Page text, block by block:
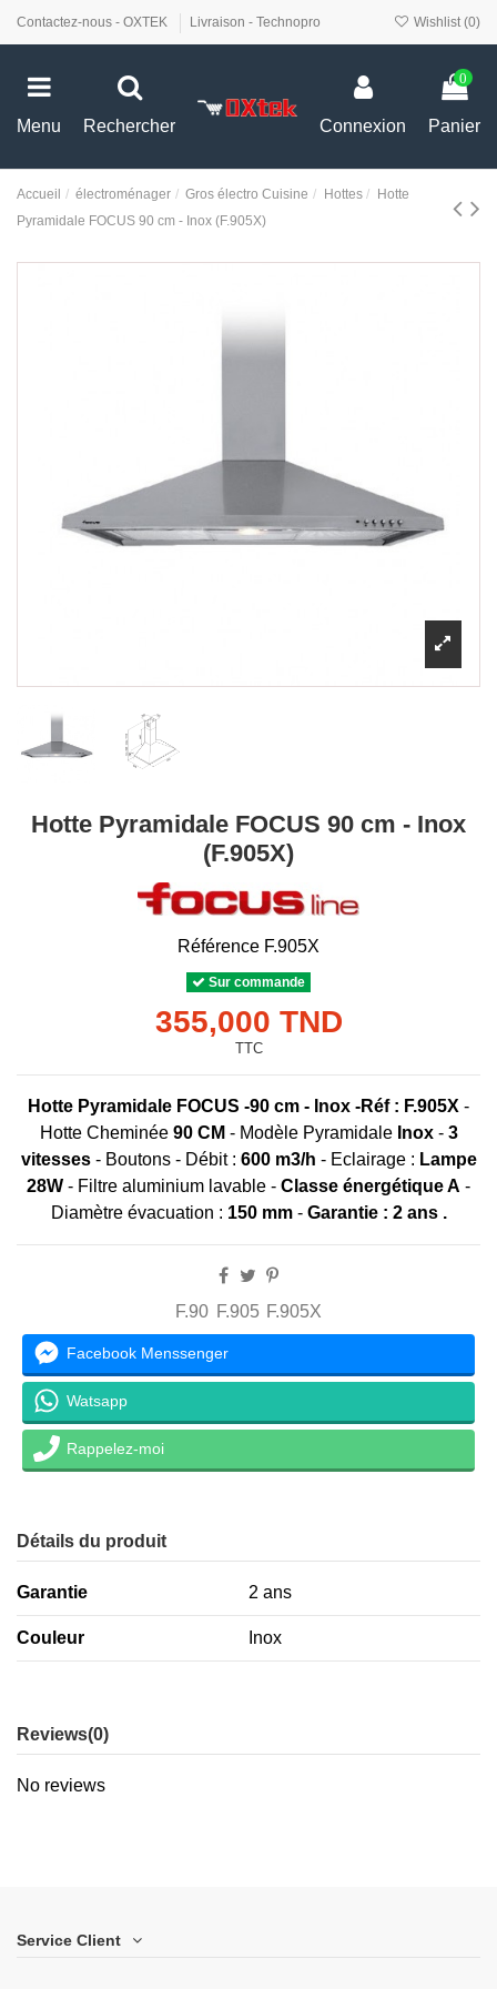
Contactez-nous - OXTEK Livraison - Technopro Wishlist (0)
Menu Rechercher Connexion
0
Panier
Accueil électroménager Gros électro Cuisine Hottes
Hotte
Pyramidale FOCUS 90 cm - Inox (F.905X)
Hotte Pyramidale FOCUS 90 cm - Inox
(F.905X)
Référence F.905X
Sur commande
355,000 TND
TTC
Hotte Pyramidale FOCUS -90 cm - Inox -Réf : F.905X -
Hotte Cheminée90 CM - Modèle Pyramidale Inox - 3
vitesses- Boutons - Débit : 600 m3/h - Eclairage : Lampe
28W - Filtre aluminium lavable - Classe énergétique A -
Diamètre évacuation : 150 mm- Garantie : 2 ans .
F.90 F.905 F.905X
Facebook Menssenger
Watsapp
Rappelez-moi
Détails du produit
Garantie 2 ans
Couleur Inox
Reviews(0)
No reviews
Service Client